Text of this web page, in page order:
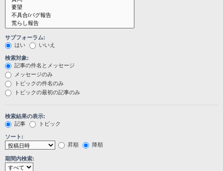
サブフォーラム:
はい
いいえ
検索対象:
記事の件名とメッセージ
メッセージのみ
トピックの件名のみ
トピックの最初の記事のみ
検索結果の表示:
記事
トピック
ソート:
昇順
降順
期間内検索: